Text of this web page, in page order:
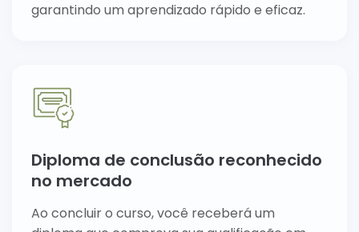
garantindo um aprendizado rápido e eficaz.
Diploma de conclusão reconhecido
no mercado
Ao concluir o curso, você receberá um